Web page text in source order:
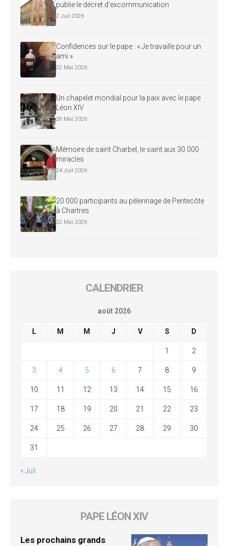
publie le décret d’excommunication
2 Juil 2026
Confidences sur le pape : « Je travaille pour un
ami »
22 Mai 2026
Un chapelet mondial pour la paix avec le pape
Léon XIV
28 Mai 2026
Mémoire de saint Charbel, le saint aux 30 000
miracles
24 Juil 2026
20 000 participants au pèlerinage de Pentecôte
à Chartres
22 Mai 2026
CALENDRIER
août 2026
L M M J V S D
1 2
3 4 5 6 7 8 9
10 11 12 13 14 15 16
17 18 19 20 21 22 23
24 25 26 27 28 29 30
31
« Juil
PAPE LÉON XIV
Les prochains grands